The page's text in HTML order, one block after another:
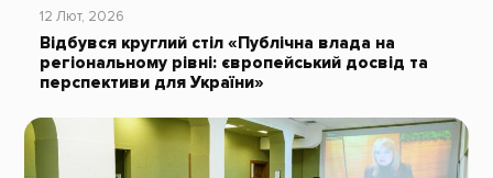
12 Лют, 2026
Відбувся круглий стіл «Публічна влада на
регіональному рівні: європейський досвід та
перспективи для України»